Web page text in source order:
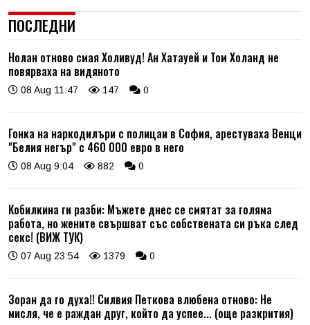
ПОСЛЕДНИ
Нолан отново смая Холивуд! Ан Хатауей и Том Холанд не
повярваха на видяното
08 Aug 11:47 147 0
Гонка на наркодилъри с полицаи в София, арестуваха Венци
"Белия негър" с 460 000 евро в него
08 Aug 9:04 882 0
Кобилкина ги разби: Мъжете днес се смятат за голяма
работа, но жените свършват със собствената си ръка след
секс! (ВИЖ ТУК)
07 Aug 23:54 1379 0
Зоран да го духа!! Силвия Петкова влюбена отново: Не
мисля, че е раждан друг, който да успее... (още разкрития)